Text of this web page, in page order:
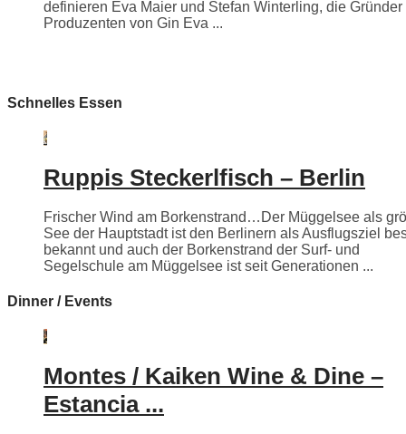
definieren Eva Maier und Stefan Winterling, die Gründer
Produzenten von Gin Eva ...
Schnelles Essen
Ruppis Steckerlfisch – Berlin
Frischer Wind am Borkenstrand…Der Müggelsee als
See der Hauptstadt ist den Berlinern als Ausflugsziel
bekannt und auch der Borkenstrand der Surf- und
Segelschule am Müggelsee ist seit Generationen ...
Dinner / Events
Montes / Kaiken Wine & Dine –
Estancia ...